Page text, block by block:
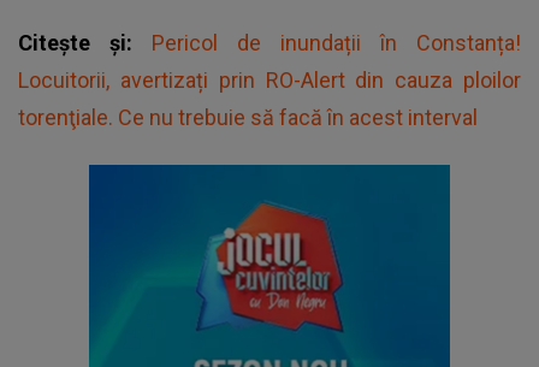
Citește și: Pericol de inundații în Constanța!
Locuitorii, avertizați prin RO-Alert din cauza ploilor
torenţiale. Ce nu trebuie să facă în acest interval